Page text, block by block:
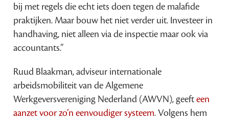
bij met regels die echt iets doen tegen de malafide
praktijken. Maar bouw het niet verder uit. Investeer in
handhaving, niet alleen via de inspectie maar ook via
accountants.”
Ruud Blaakman, adviseur internationale
arbeidsmobiliteit van de Algemene
Werkgeversvereniging Nederland (AWVN), geefteen
aanzet voor zo’n eenvoudiger systeem. Volgens hem